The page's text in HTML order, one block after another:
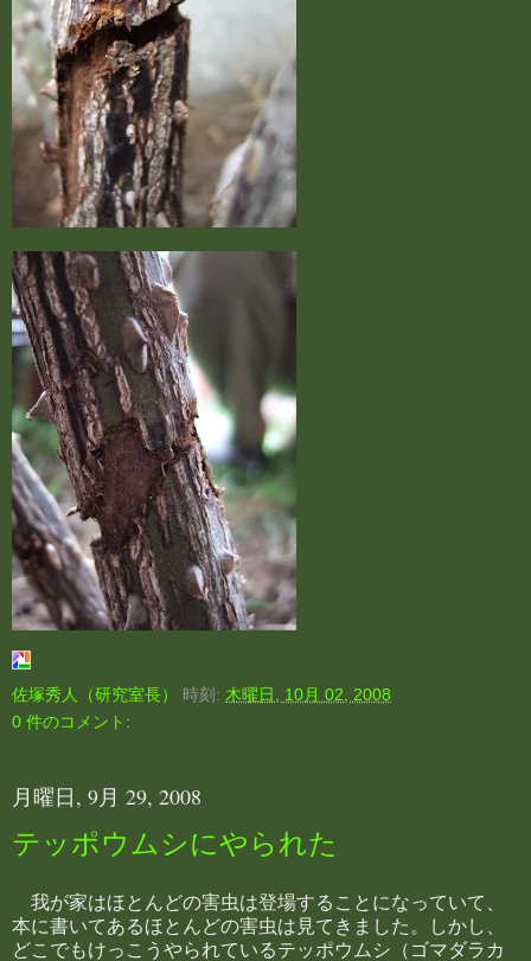
佐塚秀人（研究室長） 時刻: 木曜日, 10月 02, 2008
0 件のコメント:
月曜日, 9月 29, 2008
テッポウムシにやられた
我が家はほとんどの害虫は登場することになっていて、
本に書いてあるほとんどの害虫は見てきました。しかし、
どこでもけっこうやられているテッポウムシ（ゴマダラカ